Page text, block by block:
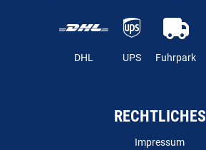
DHL UPS Fuhrpark
RECHTLICHES
Impressum